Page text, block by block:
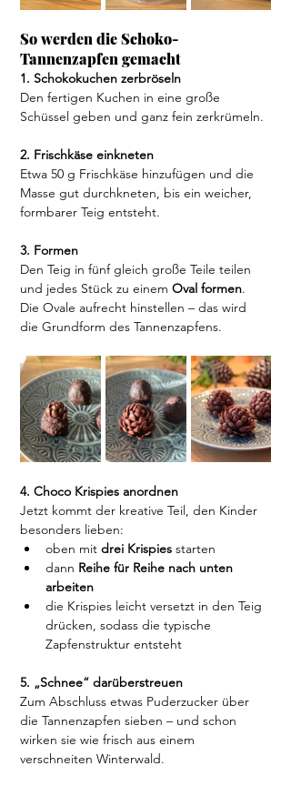
So werden die Schoko-
Tannenzapfen gemacht
1. Schokokuchen zerbröseln
Den fertigen Kuchen in eine große
Schüssel geben und ganz fein zerkrümeln.
2. Frischkäse einkneten
Etwa 50 g Frischkäse hinzufügen und die
Masse gut durchkneten, bis ein weicher,
formbarer Teig entsteht.
3. Formen
Den Teig in fünf gleich große Teile teilen
und jedes Stück zu einem Oval formen.
Die Ovale aufrecht hinstellen – das wird
die Grundform des Tannenzapfens.
4. Choco Krispies anordnen
Jetzt kommt der kreative Teil, den Kinder
besonders lieben:
oben mit drei Krispies starten
dann Reihe für Reihe nach unten
arbeiten
die Krispies leicht versetzt in den Teig
drücken, sodass die typische
Zapfenstruktur entsteht
5. „Schnee“ darüberstreuen
Zum Abschluss etwas Puderzucker über
die Tannenzapfen sieben – und schon
wirken sie wie frisch aus einem
verschneiten Winterwald.